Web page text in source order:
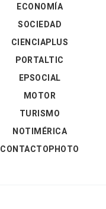
ECONOMÍA
SOCIEDAD
CIENCIAPLUS
PORTALTIC
EPSOCIAL
MOTOR
TURISMO
NOTIMÉRICA
CONTACTOPHOTO